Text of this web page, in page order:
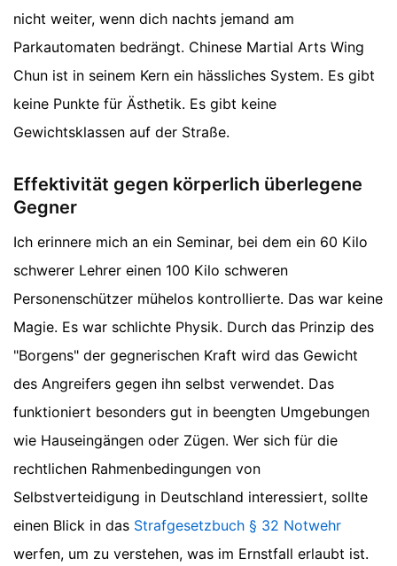
nicht weiter, wenn dich nachts jemand am
Parkautomaten bedrängt. Chinese Martial Arts Wing
Chun ist in seinem Kern ein hässliches System. Es gibt
keine Punkte für Ästhetik. Es gibt keine
Gewichtsklassen auf der Straße.
Effektivität gegen körperlich überlegene
Gegner
Ich erinnere mich an ein Seminar, bei dem ein 60 Kilo
schwerer Lehrer einen 100 Kilo schweren
Personenschützer mühelos kontrollierte. Das war keine
Magie. Es war schlichte Physik. Durch das Prinzip des
"Borgens" der gegnerischen Kraft wird das Gewicht
des Angreifers gegen ihn selbst verwendet. Das
funktioniert besonders gut in beengten Umgebungen
wie Hauseingängen oder Zügen. Wer sich für die
rechtlichen Rahmenbedingungen von
Selbstverteidigung in Deutschland interessiert, sollte
einen Blick in das Strafgesetzbuch § 32 Notwehr
werfen, um zu verstehen, was im Ernstfall erlaubt ist.